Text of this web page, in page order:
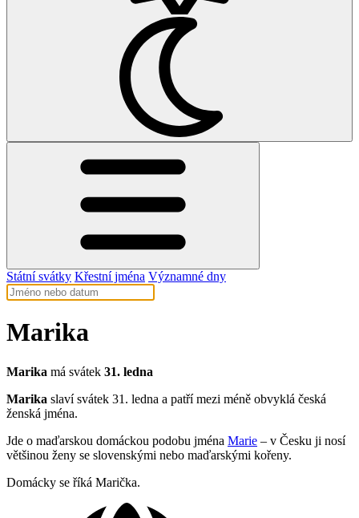
Státní svátky Křestní jména Významné dny
Marika
Marika má svátek 31. ledna
Marika slaví svátek 31. ledna a patří mezi méně obvyklá česká
ženská jména.
Jde o maďarskou domáckou podobu jména Marie – v Česku ji nosí
většinou ženy se slovenskými nebo maďarskými kořeny.
Domácky se říká Marička.